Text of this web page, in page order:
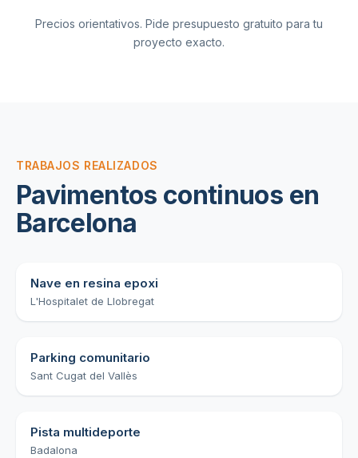
Precios orientativos. Pide presupuesto gratuito para tu
proyecto exacto.
TRABAJOS REALIZADOS
Pavimentos continuos en
Barcelona
Nave en resina epoxi
L'Hospitalet de Llobregat
Parking comunitario
Sant Cugat del Vallès
Pista multideporte
Badalona